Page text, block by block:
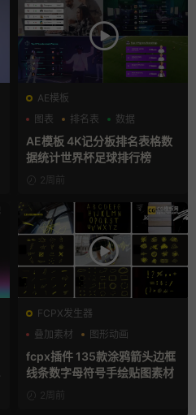
AE模板
图表
排名表 数据
AE模板 4K记分板排名表格数
据统计世界杯足球排行榜
2周前
FCPX发生器
叠加素材
图形动画
手绘风
fcpx插件 135款涂鸦箭头边框
线条数字母符号手绘贴图素材
2周前